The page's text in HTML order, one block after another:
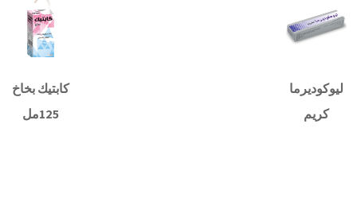
ليوكوديرما
كريم
كابتيك بخاخ
125مل